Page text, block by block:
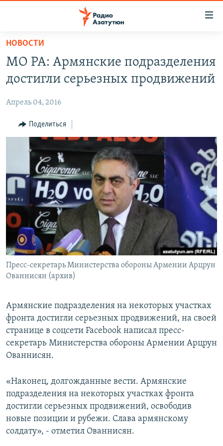
Перейти
основному
содержанию
навигации
Перейти
ОБЩЕСТВО
ЭКОНОМИКА
РЕГИОН
НАГОРНЫЙ КАРАБАХ
КУЛЬТУРА
СПОРТ
АРХИВ
Հայերեն
English
Русский
Все сайты Радио Азатутюн
НОВОСТИ
МО РА: Армянские подразделения
достигли серьезных продвижений
Апрель 04, 2016
Поделиться
Пресс-секретарь Министерства обороны Армении Арцрун
Ованнисян (архив)
Армянские подразделения на некоторых участках
фронта достигли серьезных продвижений, на своей
странице в соцсети Facebook написал пресс-
секретарь Министерства обороны Армении Арцрун
Ованнисян.
«Наконец, долгожданные вести. Армянские
подразделения на некоторых участках фронта
достигли серьезных продвижений, освободив
новые позиции и рубежи. Слава армянскому
солдату», - отметил Ованнисян.